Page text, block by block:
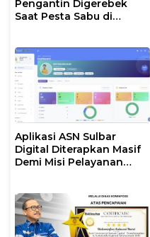
Pengantin Digerebek
Saat Pesta Sabu di
Aplikasi ASN Sulbar
Digital Diterapkan Masif
Demi Misi Pelayanan